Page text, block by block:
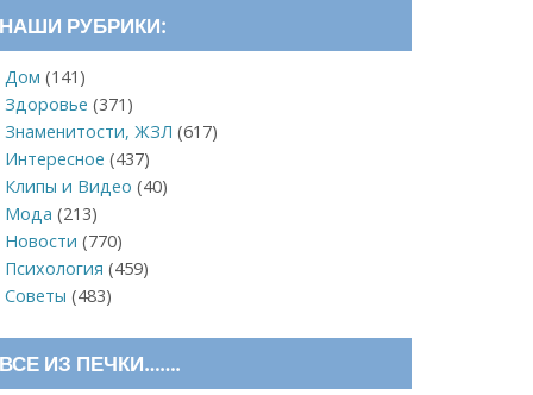
НАШИ РУБРИКИ:
Дом (141)
Здоровье (371)
Знаменитости, ЖЗЛ (617)
Интересное (437)
Клипы и Видео (40)
Мода (213)
Новости (770)
Психология (459)
Советы (483)
ВСЕ ИЗ ПЕЧКИ…….